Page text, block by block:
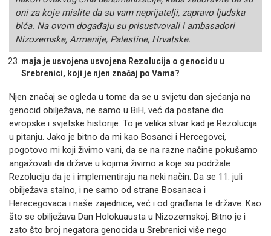
oni za koje mislite da su vam neprijatelji, zapravo ljudska
bića. Na ovom događaju su prisustvovali i ambasadori
Nizozemske, Armenije, Palestine, Hrvatske.
maja je usvojena usvojena Rezolucija o genocidu u
Srebrenici, koji je njen značaj po Vama?
Njen značaj se ogleda u tome da se u svijetu dan sjećanja na
genocid obilježava, ne samo u BiH, već da postane dio
evropske i svjetske historije. To je velika stvar kad je Rezolucija
u pitanju. Jako je bitno da mi kao Bosanci i Hercegovci,
pogotovo mi koji živimo vani, da se na razne načine pokušamo
angažovati da države u kojima živimo a koje su podržale
Rezoluciju da je i implementiraju na neki način. Da se 11. juli
obilježava stalno, i ne samo od strane Bosanaca i
Herecegovaca i naše zajednice, već i od građana te države. Kao
što se obilježava Dan Holokuausta u Nizozemskoj. Bitno je i
zato što broj negatora genocida u Srebrenici više nego